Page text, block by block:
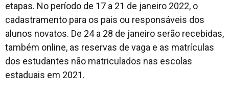
etapas. No período de 17 a 21 de janeiro 2022, o
cadastramento para os pais ou responsáveis dos
alunos novatos. De 24 a 28 de janeiro serão recebidas,
também online, as reservas de vaga e as matrículas
dos estudantes não matriculados nas escolas
estaduais em 2021.